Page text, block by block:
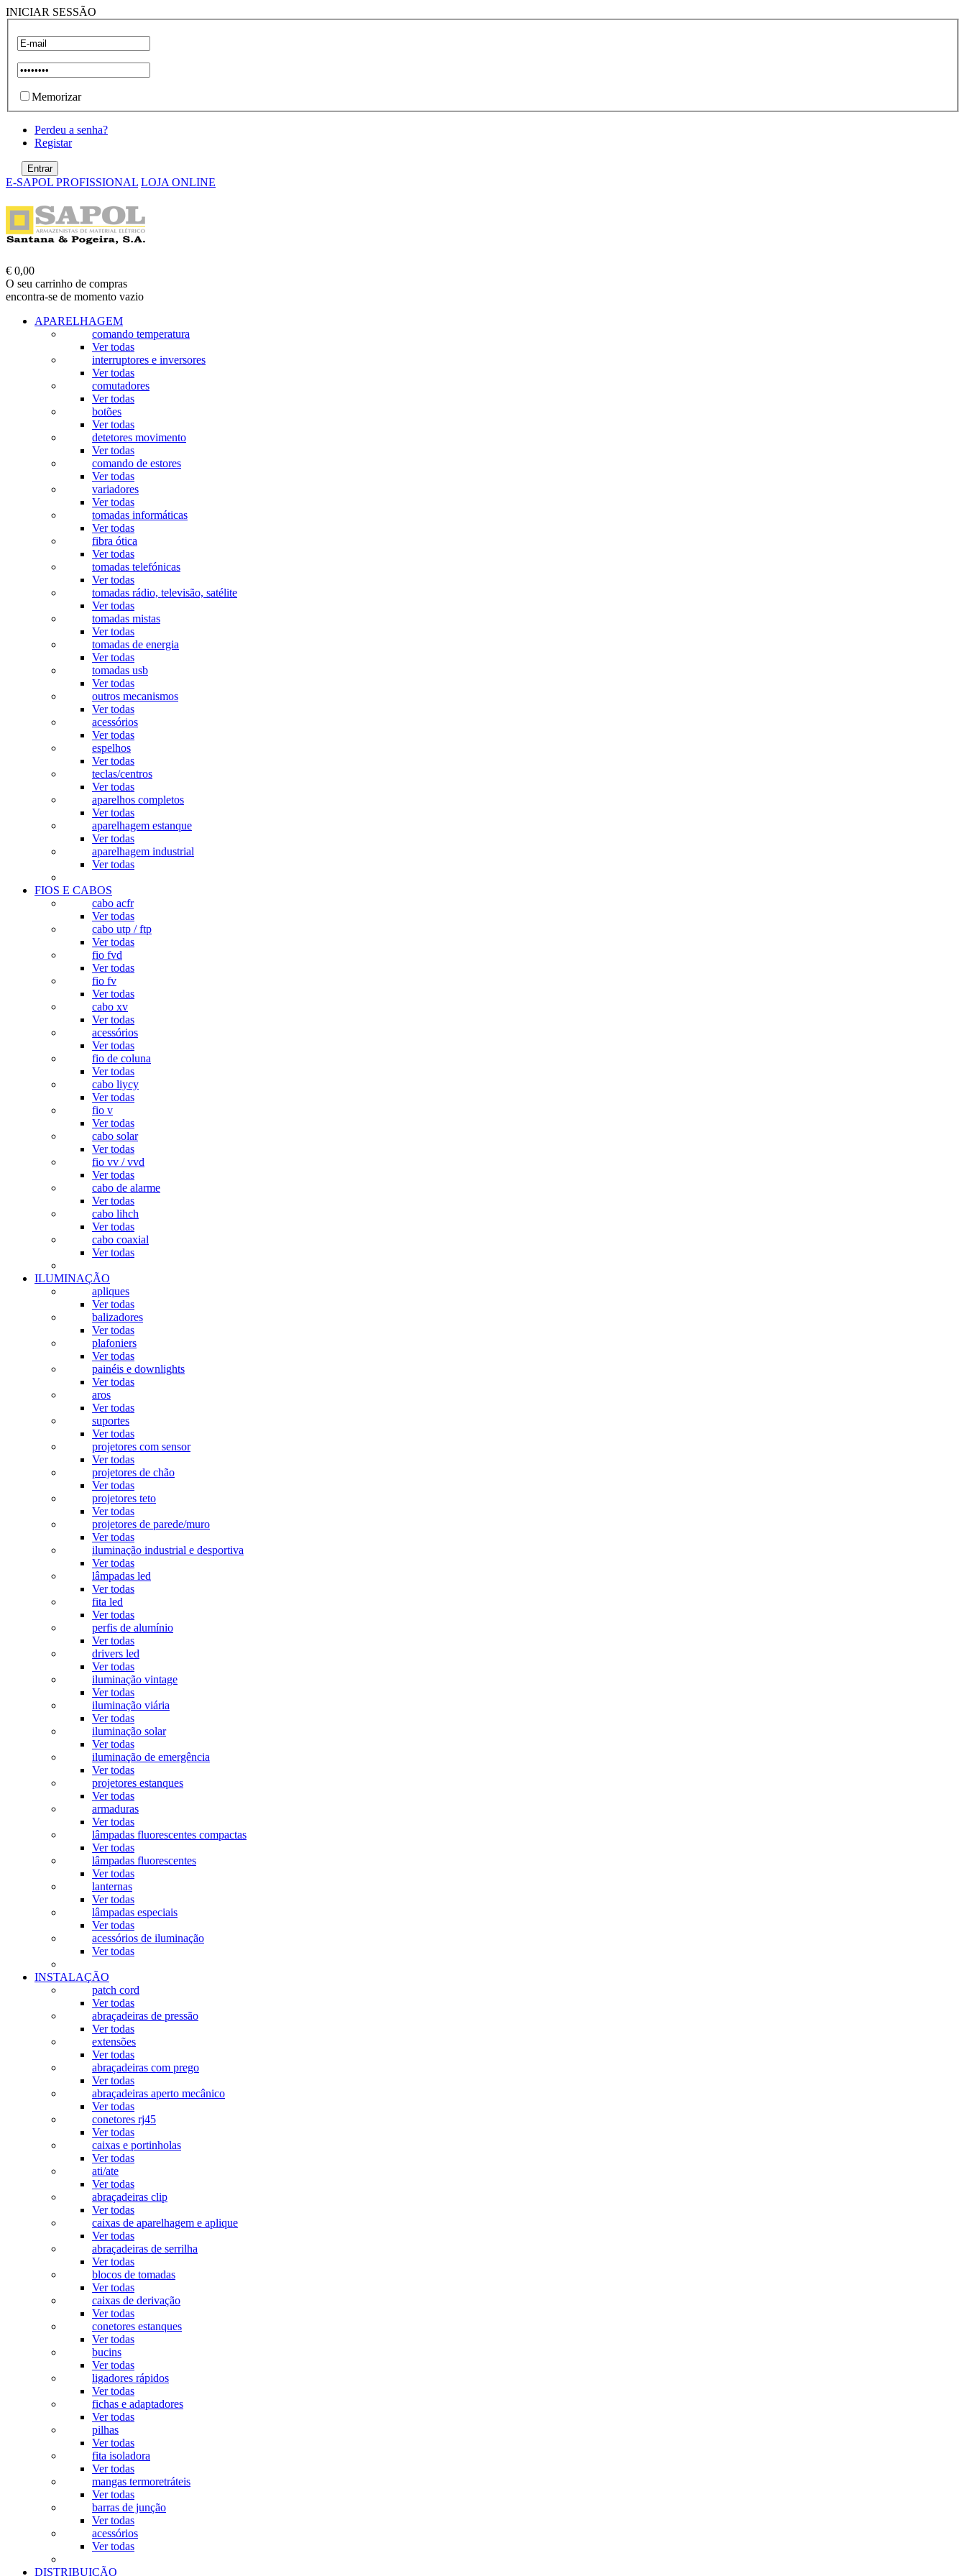
INICIAR SESSÃO
Memorizar
Perdeu a senha?
Registar
E-SAPOL PROFISSIONAL LOJA ONLINE
€ 0,00
O seu carrinho de compras
encontra-se de momento vazio
APARELHAGEM
comando temperatura
Ver todas
interruptores e inversores
Ver todas
comutadores
Ver todas
botões
Ver todas
detetores movimento
Ver todas
comando de estores
Ver todas
variadores
Ver todas
tomadas informáticas
Ver todas
fibra ótica
Ver todas
tomadas telefónicas
Ver todas
tomadas rádio, televisão, satélite
Ver todas
tomadas mistas
Ver todas
tomadas de energia
Ver todas
tomadas usb
Ver todas
outros mecanismos
Ver todas
acessórios
Ver todas
espelhos
Ver todas
teclas/centros
Ver todas
aparelhos completos
Ver todas
aparelhagem estanque
Ver todas
aparelhagem industrial
Ver todas
FIOS E CABOS
cabo acfr
Ver todas
cabo utp / ftp
Ver todas
fio fvd
Ver todas
fio fv
Ver todas
cabo xv
Ver todas
acessórios
Ver todas
fio de coluna
Ver todas
cabo liycy
Ver todas
fio v
Ver todas
cabo solar
Ver todas
fio vv / vvd
Ver todas
cabo de alarme
Ver todas
cabo lihch
Ver todas
cabo coaxial
Ver todas
ILUMINAÇÃO
apliques
Ver todas
balizadores
Ver todas
plafoniers
Ver todas
painéis e downlights
Ver todas
aros
Ver todas
suportes
Ver todas
projetores com sensor
Ver todas
projetores de chão
Ver todas
projetores teto
Ver todas
projetores de parede/muro
Ver todas
iluminação industrial e desportiva
Ver todas
lâmpadas led
Ver todas
fita led
Ver todas
perfis de alumínio
Ver todas
drivers led
Ver todas
iluminação vintage
Ver todas
iluminação viária
Ver todas
iluminação solar
Ver todas
iluminação de emergência
Ver todas
projetores estanques
Ver todas
armaduras
Ver todas
lâmpadas fluorescentes compactas
Ver todas
lâmpadas fluorescentes
Ver todas
lanternas
Ver todas
lâmpadas especiais
Ver todas
acessórios de iluminação
Ver todas
INSTALAÇÃO
patch cord
Ver todas
abraçadeiras de pressão
Ver todas
extensões
Ver todas
abraçadeiras com prego
Ver todas
abraçadeiras aperto mecânico
Ver todas
conetores rj45
Ver todas
caixas e portinholas
Ver todas
ati/ate
Ver todas
abraçadeiras clip
Ver todas
caixas de aparelhagem e aplique
Ver todas
abraçadeiras de serrilha
Ver todas
blocos de tomadas
Ver todas
caixas de derivação
Ver todas
conetores estanques
Ver todas
bucins
Ver todas
ligadores rápidos
Ver todas
fichas e adaptadores
Ver todas
pilhas
Ver todas
fita isoladora
Ver todas
mangas termoretráteis
Ver todas
barras de junção
Ver todas
acessórios
Ver todas
DISTRIBUIÇÃO